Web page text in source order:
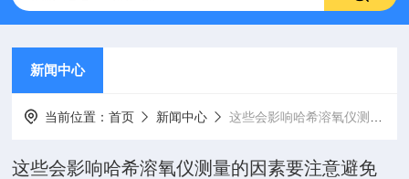
新闻中心
当前位置：首页 新闻中心 这些会影响哈希溶氧仪测量的因素要注意避免
这些会影响哈希溶氧仪测量的因素要注意避免